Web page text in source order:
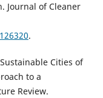
Journal of Cleaner
.
Cities of
to a
Review.